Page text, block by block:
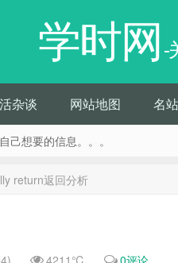
学时网 -
杂谈 网站地图 名
己想要的信息。。。
return返回分析
4211℃ 0评论